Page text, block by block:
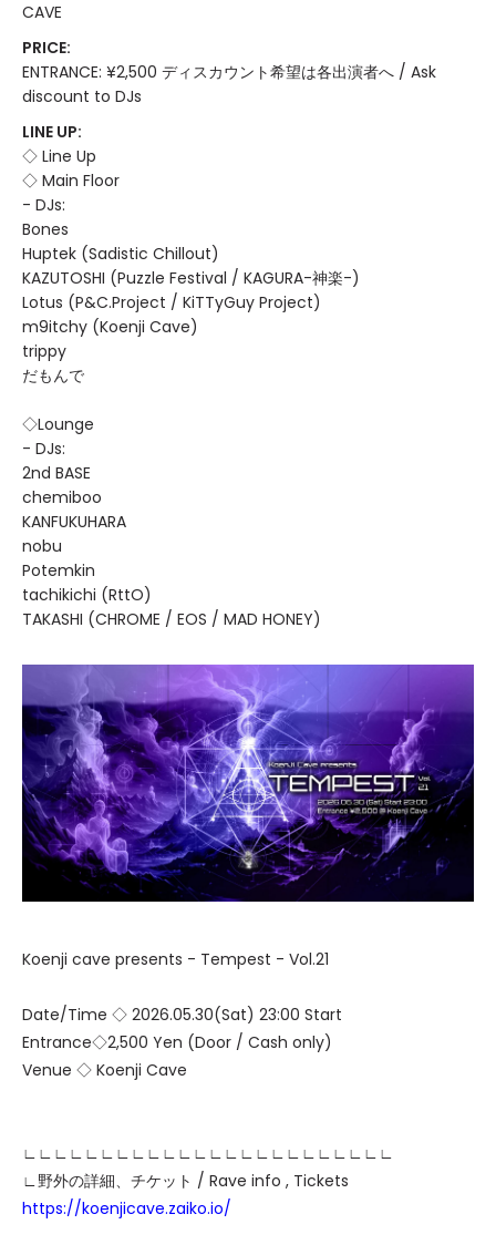
CAVE
PRICE:
ENTRANCE: ¥2,500 ディスカウント希望は各出演者へ / Ask
discount to DJs
LINE UP:
◇ Line Up
◇ Main Floor
- DJs:
Bones
Huptek (Sadistic Chillout)
KAZUTOSHI (Puzzle Festival / KAGURA-神楽-)
Lotus (P&C.Project / KiTTyGuy Project)
m9itchy (Koenji Cave)
trippy
だもんで
◇Lounge
- DJs:
2nd BASE
chemiboo
KANFUKUHARA
nobu
Potemkin
tachikichi (RttO)
TAKASHI (CHROME / EOS / MAD HONEY)
Koenji cave presents - Tempest - Vol.21
Date/Time ◇ 2026.05.30(Sat) 23:00 Start
Entrance◇2,500 Yen (Door / Cash only)
Venue ◇ Koenji Cave
∟∟∟∟∟∟∟∟∟∟∟∟∟∟∟∟∟∟∟∟∟∟∟∟
∟野外の詳細、チケット / Rave info , Tickets
https://koenjicave.zaiko.io/